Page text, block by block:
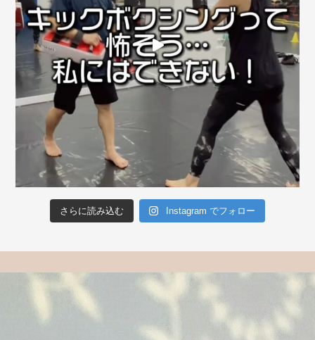
さらに読み込む Instagram でフォロー